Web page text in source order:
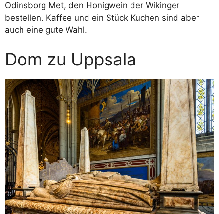
Odinsborg Met, den Honigwein der Wikinger
bestellen. Kaffee und ein Stück Kuchen sind aber
auch eine gute Wahl.
Dom zu Uppsala